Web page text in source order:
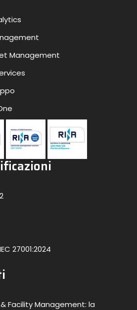
Management
27001:2024
Facility Management: la